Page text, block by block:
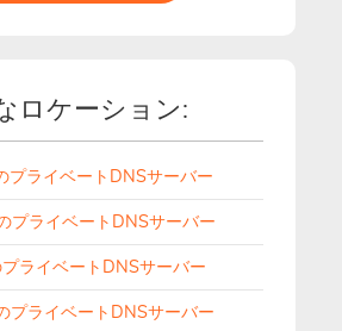
ロケーション:
プライベートDNSサーバー
プライベートDNSサーバー
ライベートDNSサーバー
プライベートDNSサーバー